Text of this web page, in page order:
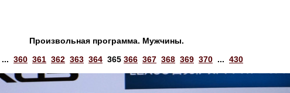
Произвольная программа. Мужчины.
... 360 361 362 363 364 365 366 367 368 369 370 ... 430